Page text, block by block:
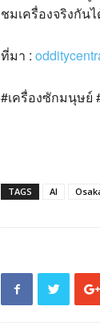
ชมเครื่องจริงกันไ
ที่มา :
#เครื่องซักมนุษย์
TAGS AI